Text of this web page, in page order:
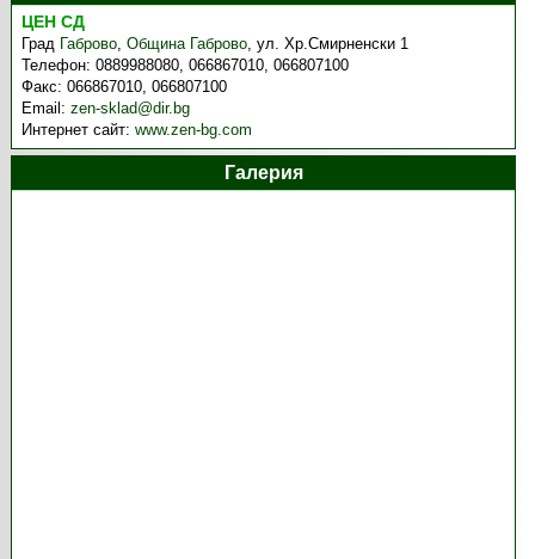
ЦЕН СД
Град Габрово,Община Габрово,ул. Хр.Смирненски 1
Телефон:0889988080, 066867010, 066807100
Факс:066867010, 066807100
Email:zen-sklad@dir.bg
Интернет сайт:www.zen-bg.com
Галерия